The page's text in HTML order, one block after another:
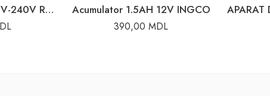
Aparat de sudat 220V-240V Resanta Acumulator 1.5AH 12V INGCO
390,00 MDL